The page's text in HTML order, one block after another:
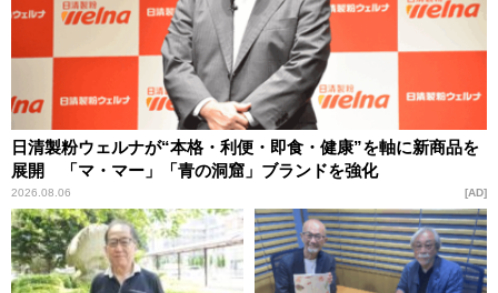
日清製粉ウェルナが“本格・利便・即食・健康”を軸に新商品を
展開 「マ・マー」「青の洞窟」ブランドを強化
2026.08.06 AD